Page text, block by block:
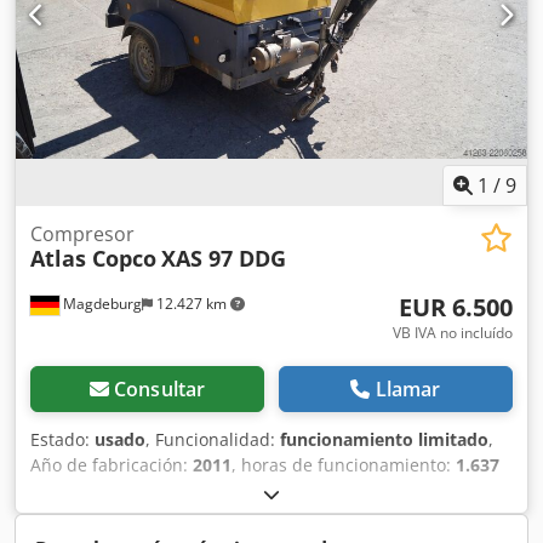
1 /9
Magdeburg 12.427 km
Compresor
Atlas CopcoXAS 97 DDG
EUR 6.500
VB IVA no incluído
Consultar Llamar
Estado: usado, Funcionalidad: funcionamiento limitado,
Año de fabricación: 2011, horas de funcionamiento: 1.637
, Compresor Atlas Copco XAS 97 DDG, año de fabricación
2011, 1637 horas de funcionamiento, caudal 5,3 m³,